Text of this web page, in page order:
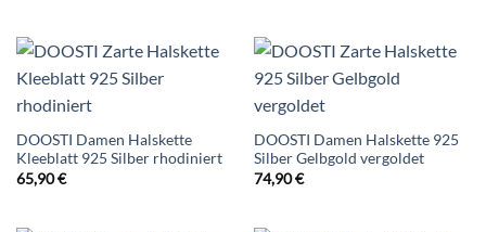
DOOSTI Damen Halskette
Kleeblatt 925 Silber rhodiniert
65,90€
DOOSTI Damen Halskette 925
Silber Gelbgold vergoldet
74,90€